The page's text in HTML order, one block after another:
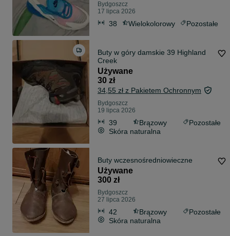
Bydgoszcz
17 lipca 2026
38 Wielokolorowy Pozostałe
Buty w góry damskie 39 Highland
Creek
Używane
30 zł
34,55 zł z Pakietem Ochronnym
Bydgoszcz
19 lipca 2026
39 Brązowy
Pozostałe
Skóra naturalna
Buty wczesnośredniowieczne
Używane
300 zł
Bydgoszcz
27 lipca 2026
42 Brązowy
Pozostałe
Skóra naturalna